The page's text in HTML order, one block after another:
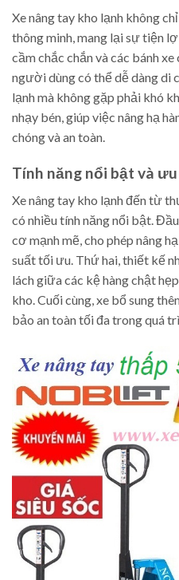
Xe nâng tay kho lạnh không
thông minh, mang lại sự tiện
cầm chắc chắn và các bánh
người dùng có thể dễ dàng di
lạnh mà không gặp phải khó
nhạy bén, giúp việc nâng hạ
chóng và an toàn.
Tính năng nổi bật và
Xe nâng tay kho lạnh đến từ
có nhiều tính năng nổi bật.
cơ mạnh mẽ, cho phép nâng
suất tối ưu. Thứ hai, thiết kế
lách giữa các kệ hàng chật
kho. Cuối cùng, xe bổ sung
bảo an toàn tối đa trong quá